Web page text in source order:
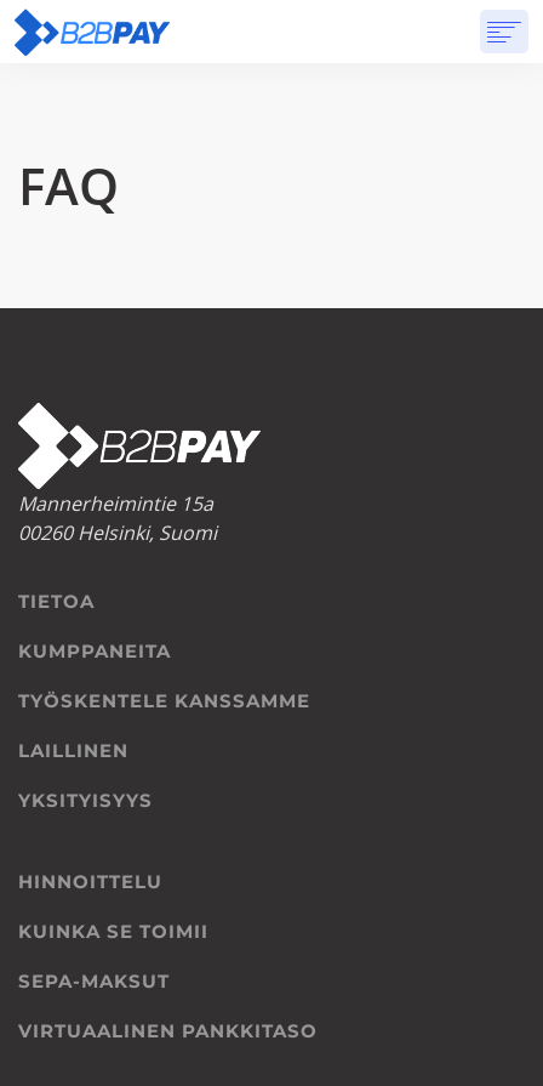
FAQ
Mannerheimintie 15a
00260 Helsinki, Suomi
TIETOA
KUMPPANEITA
TYÖSKENTELE KANSSAMME
LAILLINEN
YKSITYISYYS
HINNOITTELU
KUINKA SE TOIMII
SEPA-MAKSUT
VIRTUAALINEN PANKKITASO